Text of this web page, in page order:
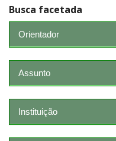
Busca facetada
Orientador
Assunto
Instituição